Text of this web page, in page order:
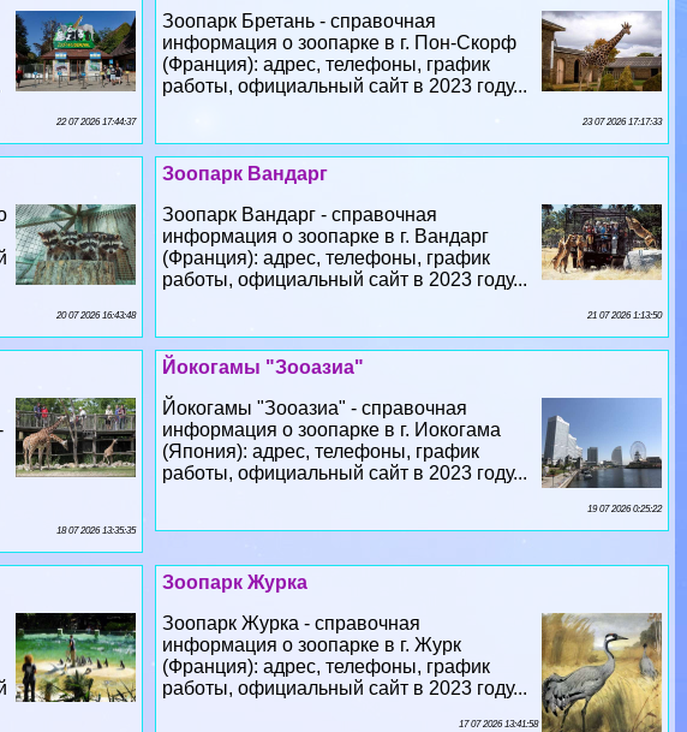
Зоопарк Бретань - справочная
информация о зоопарке в г. Пон-Скорф
(Франция): адрес, телефоны, график
работы, официальный сайт в 2023 году...
23 07 2026 17:17:33
22 07 2026 17:44:37
Зоопарк Вандарг
Зоопарк Вандарг - справочная
информация о зоопарке в г. Вандарг
(Франция): адрес, телефоны, график
работы, официальный сайт в 2023 году...
21 07 2026 1:13:50
20 07 2026 16:43:48
Йокогамы "Зооазиа"
Йокогамы "Зооазиа" - справочная
информация о зоопарке в г. Иокогама
(Япония): адрес, телефоны, график
работы, официальный сайт в 2023 году...
19 07 2026 0:25:22
18 07 2026 13:35:35
Зоопарк Журка
Зоопарк Журка - справочная
информация о зоопарке в г. Журк
(Франция): адрес, телефоны, график
работы, официальный сайт в 2023 году...
17 07 2026 13:41:58